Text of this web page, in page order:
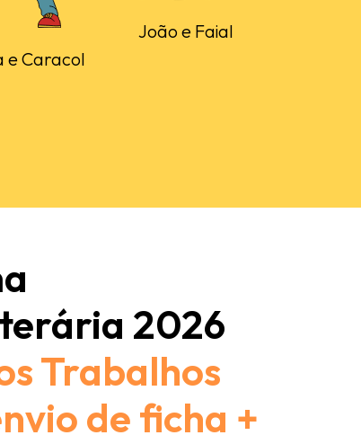
e Caracol
João e Faial
2026
Trabalhos
de ficha +